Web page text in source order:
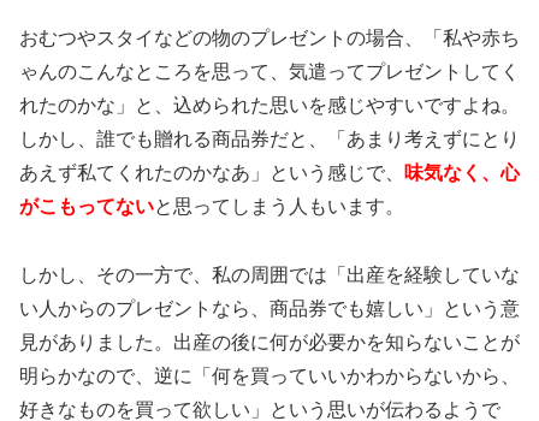
おむつやスタイなどの物のプレゼントの場合、「私や赤ち
ゃんのこんなところを思って、気遣ってプレゼントしてく
れたのかな」と、込められた思いを感じやすいですよね。
しかし、誰でも贈れる商品券だと、「あまり考えずにとり
あえず私てくれたのかなあ」という感じで、
味気なく、心
がこもってないと思ってしまう人もいます。
しかし、その一方で、私の周囲では「出産を経験していな
い人からのプレゼントなら、商品券でも嬉しい」という意
見がありました。出産の後に何が必要かを知らないことが
明らかなので、逆に「何を買っていいかわからないから、
好きなものを買って欲しい」という思いが伝わるようで